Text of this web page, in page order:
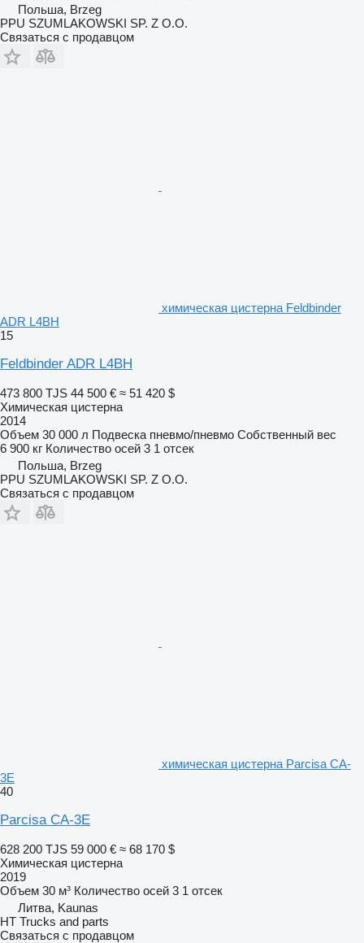
Польша, Brzeg
PPU SZUMLAKOWSKI SP. Z O.O.
Связаться с продавцом
химическая цистерна Feldbinder
ADR L4BH
15
Feldbinder ADR L4BH
473 800 TJS 44 500 € ≈ 51 420 $
Химическая цистерна
2014
Объем 30 000 л Подвеска пневмо/пневмо Собственный вес
6 900 кг Количество осей 3 1 отсек
Польша, Brzeg
PPU SZUMLAKOWSKI SP. Z O.O.
Связаться с продавцом
химическая цистерна Parcisa CA-
3E
40
Parcisa CA-3E
628 200 TJS 59 000 € ≈ 68 170 $
Химическая цистерна
2019
Объем 30 м³ Количество осей 3 1 отсек
Литва, Kaunas
HT Trucks and parts
Связаться с продавцом